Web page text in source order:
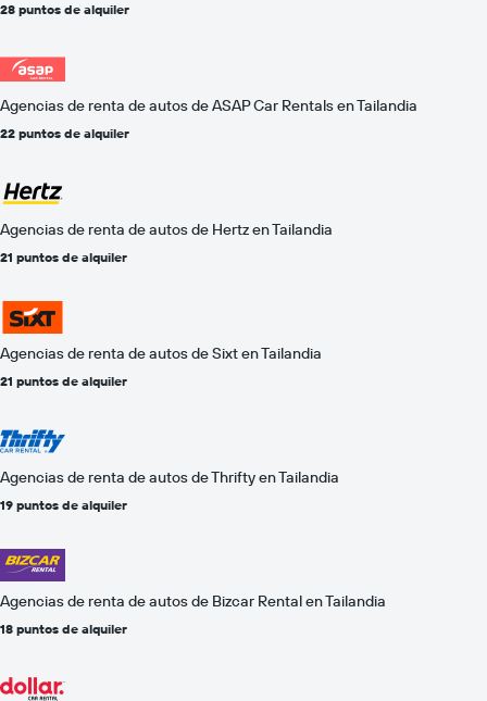
28 puntos de alquiler
Agencias de renta de autos de ASAP Car Rentals en Tailandia
22 puntos de alquiler
Agencias de renta de autos de Hertz en Tailandia
21 puntos de alquiler
Agencias de renta de autos de Sixt en Tailandia
21 puntos de alquiler
Agencias de renta de autos de Thrifty en Tailandia
19 puntos de alquiler
Agencias de renta de autos de Bizcar Rental en Tailandia
18 puntos de alquiler